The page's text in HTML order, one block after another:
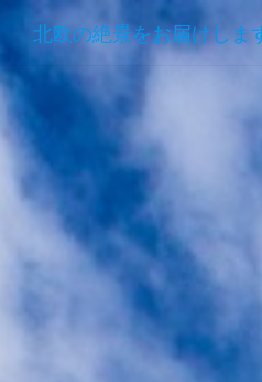
北欧の絶景をお届けし